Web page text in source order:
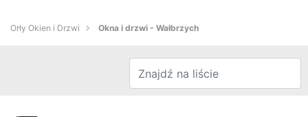
Orły Okien i Drzwi Okna i drzwi - Wałbrzych